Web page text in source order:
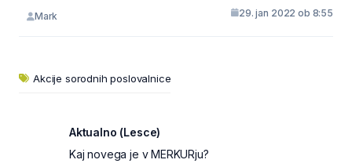
Mark 29. jan 2022 ob 8:55
Akcije sorodnih poslovalnice
Aktualno (Lesce)
Kaj novega je v MERKURju?